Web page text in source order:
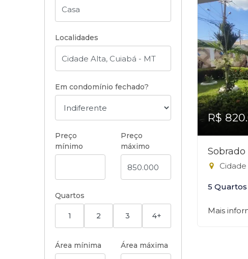
Localidades
Em condomínio fechado?
Preço
mínimo
Preço
máximo
Quartos
1 2 3 4+
Área mínima Área máxima
R$
Sobrado
5 Quartos
Mais